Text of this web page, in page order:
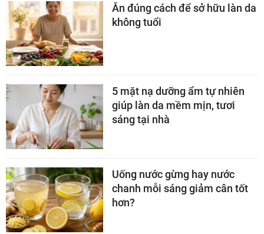
Ăn đúng cách để sở hữu làn da
không tuổi
5 mặt nạ dưỡng ẩm tự nhiên
giúp làn da mềm mịn, tươi
sáng tại nhà
Uống nước gừng hay nước
chanh mỗi sáng giảm cân tốt
hơn?